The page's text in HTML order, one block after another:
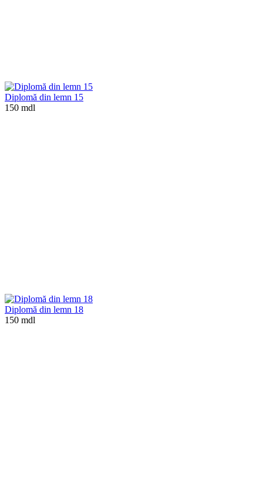
Diplomă din lemn 15
150 mdl
Diplomă din lemn 18
150 mdl